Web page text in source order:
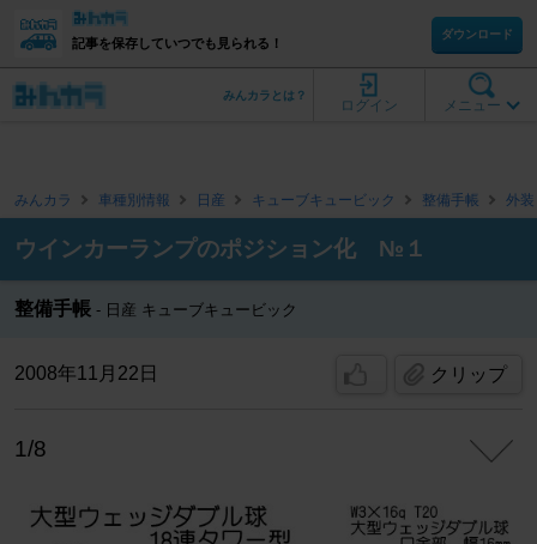
記事を保存していつでも見られる！
ダウンロード
メニュー
ログイン
みんカラとは？
みんカラ 車種別情報 日産 キューブキュービック 整備手帳 外装
ウインカーランプのポジション化 №１
整備手帳 日産 キューブキュービック
2008年11月22日 クリップ
1/8